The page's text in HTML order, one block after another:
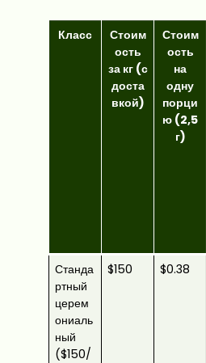
Класс
Стоим
ость
за кг (с
доста
вкой)
Стоим
ость
на
одну
порци
ю (2,5
г)
Станда
ртный
церем
ониаль
ный
($150/
$150 $0.38